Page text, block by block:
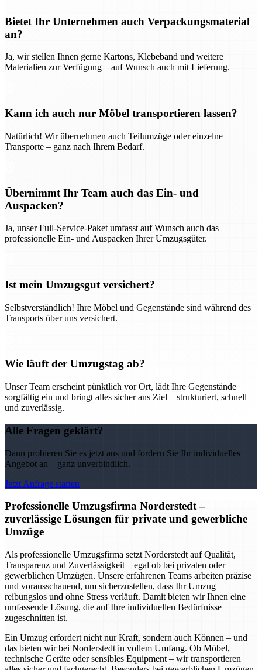
Bietet Ihr Unternehmen auch Verpackungsmaterial
an?
Ja, wir stellen Ihnen gerne Kartons, Klebeband und weitere
Materialien zur Verfügung – auf Wunsch auch mit Lieferung.
Kann ich auch nur Möbel transportieren lassen?
Natürlich! Wir übernehmen auch Teilumzüge oder einzelne
Transporte – ganz nach Ihrem Bedarf.
Übernimmt Ihr Team auch das Ein- und
Auspacken?
Ja, unser Full-Service-Paket umfasst auf Wunsch auch das
professionelle Ein- und Auspacken Ihrer Umzugsgüter.
Ist mein Umzugsgut versichert?
Selbstverständlich! Ihre Möbel und Gegenstände sind während des
Transports über uns versichert.
Wie läuft der Umzugstag ab?
Unser Team erscheint pünktlich vor Ort, lädt Ihre Gegenstände
sorgfältig ein und bringt alles sicher ans Ziel – strukturiert, schnell
und zuverlässig.
Alle Fragen geklärt?
Dann probieren Sie es jetzt aus und fordern Sie Ihr individuelles
Angebot an – ganz unverbindlich.
Jetzt Anfrage starten
Professionelle Umzugsfirma Norderstedt –
zuverlässige Lösungen für private und gewerbliche
Umzüge
Als professionelle Umzugsfirma setzt Norderstedt auf Qualität,
Transparenz und Zuverlässigkeit – egal ob bei privaten oder
gewerblichen Umzügen. Unsere erfahrenen Teams arbeiten präzise
und vorausschauend, um sicherzustellen, dass Ihr Umzug
reibungslos und ohne Stress verläuft. Damit bieten wir Ihnen eine
umfassende Lösung, die auf Ihre individuellen Bedürfnisse
zugeschnitten ist.
Ein Umzug erfordert nicht nur Kraft, sondern auch Können – und
das bieten wir bei Norderstedt in vollem Umfang. Ob Möbel,
technische Geräte oder sensibles Equipment – wir transportieren